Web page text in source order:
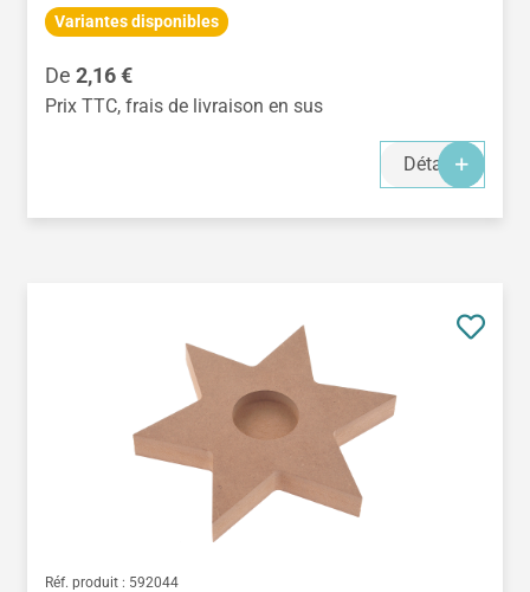
Variantes disponibles
Prix régulier :
De 2,16 €
Prix TTC, frais de livraison en sus
Détails
Réf. produit : 592044